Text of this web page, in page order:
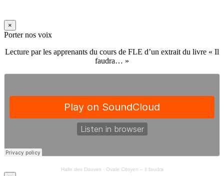
×
Porter nos voix
Lecture par les apprenants du cours de FLE d’un extrait du livre « Il
faudra… »
Halle des Douves· Ovale Citoyen – Il faudra